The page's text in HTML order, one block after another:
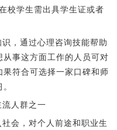
校学生需出具学生证或者
，通过心理咨询技能帮助
事这方面工作的人员可对
符合可选择一家口碑和师
人群之一
会，对个人前途和职业生